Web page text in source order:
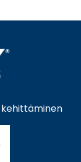
kehittäminen